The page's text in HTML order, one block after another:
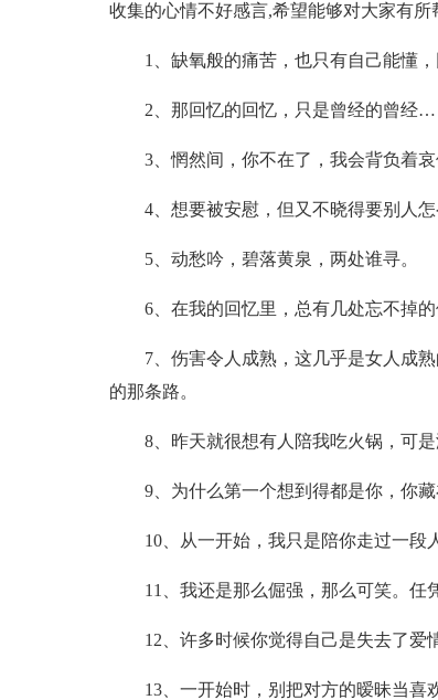
收集的心情不好感言,希望能够对大家有所
1、缺氧般的痛苦，也只有自己能懂
2、那回忆的回忆，只是曾经的曾经…
3、惘然间，你不在了，我会背负着哀
4、想要被安慰，但又不晓得要别人
5、动愁吟，碧落黄泉，两处谁寻。
6、在我的回忆里，总有几处忘不掉
7、伤害令人成熟，这几乎是女人成
的那条路。
8、昨天就很想有人陪我吃火锅，可是
9、为什么第一个想到得都是你，你藏
10、从一开始，我只是陪你走过一段
11、我还是那么倔强，那么可笑。任
12、许多时候你觉得自己是失去了爱
13、一开始时，别把对方的暧昧当喜